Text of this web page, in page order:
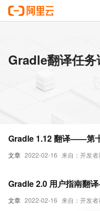
Gradle翻译任
文章 2022-02-16 来自：开发者
Gradle 1.12 翻译——第
文章 2022-02-16 来自：开发者
Gradle 2.0 用户指南翻